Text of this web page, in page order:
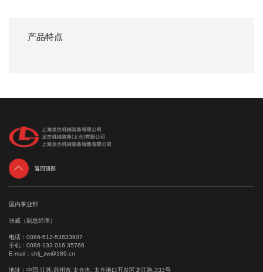
产品特点
 返回顶部
国内事业部
张威（副总经理）
电话： 0086-512-53833907
手机： 0086-133 016 35766
E-mail： shlj_zw@189.cn
地址：中国.江苏.苏州市.太仓市. 太仓港口开发区龙江路.333号